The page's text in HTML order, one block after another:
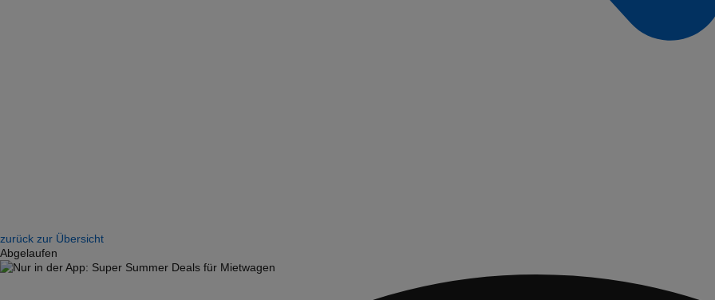
zurück zur Übersicht
Abgelaufen